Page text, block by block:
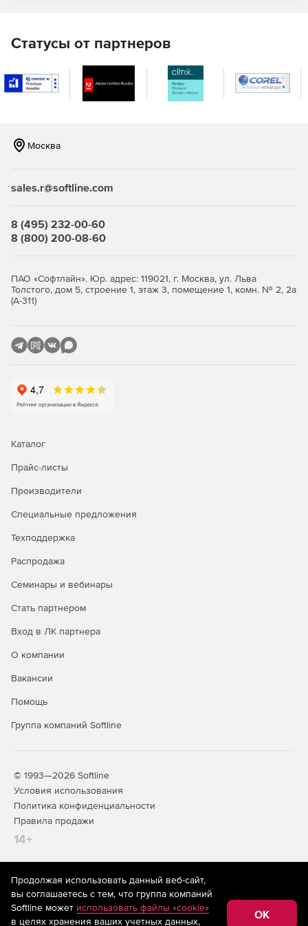
Купите КриптоПро УЦ 2.0 КС2, чтобы решать все
Статусы от партнеров
Москва
sales.r@softline.com
8 (495) 232-00-60
8 (800) 200-08-60
ПАО «Софтлайн». Юр. адрес: 119021, г. Москва, ул. Льва
Толстого, дом 5, строение 1, этаж 3, помещение 1, комн. № 2, 2а
(А-311)
Каталог
Прайс-листы
Производители
Специальные предложения
Техподдержка
Распродажа
Семинары и вебинары
Стать партнером
Вход в ЛК партнера
О компании
Вакансии
Помощь
Группа компаний Softline
© 1993—2026 Softline
Условия использования
Политика конфиденциальности
Правила продажи
14+
На информационном ресурсе store.softline.ru применяются
рекомендательные технологии(информационные технологии
предоставления информации на основе сбора,
систематизации и анализа сведений, относящихся к
Продолжая использовать данный веб-сайт,
вы соглашаетесь с тем, что группа компаний
Softline может использовать файлы «cookie»
в целях хранения ваших учетных данных,
OK